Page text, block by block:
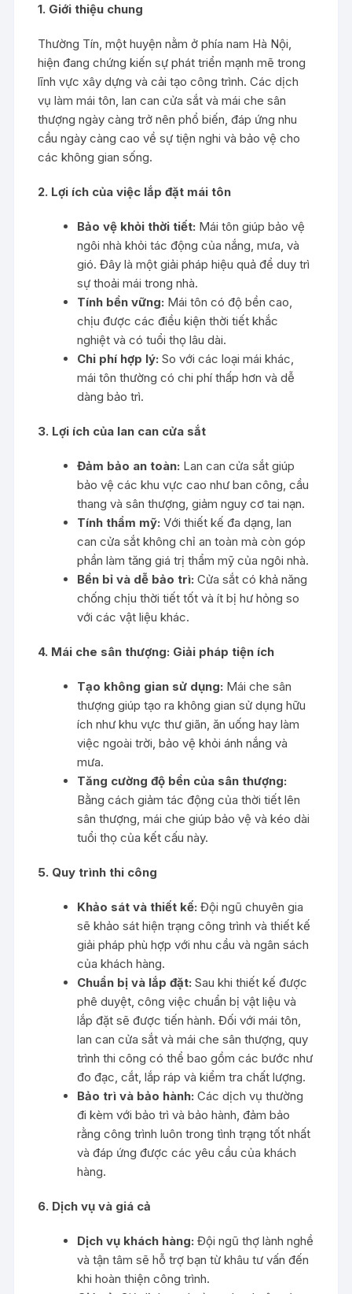
1. Giới thiệu chung
Thường Tín, một huyện nằm ở phía nam Hà Nội,
hiện đang chứng kiến sự phát triển mạnh mẽ trong
lĩnh vực xây dựng và cải tạo công trình. Các dịch
vụ làm mái tôn, lan can cửa sắt và mái che sân
thượng ngày càng trở nên phổ biến, đáp ứng nhu
cầu ngày càng cao về sự tiện nghi và bảo vệ cho
các không gian sống.
2. Lợi ích của việc lắp đặt mái tôn
Bảo vệ khỏi thời tiết: Mái tôn giúp bảo vệ
ngôi nhà khỏi tác động của nắng, mưa, và
gió. Đây là một giải pháp hiệu quả để duy trì
sự thoải mái trong nhà.
Tính bền vững: Mái tôn có độ bền cao,
chịu được các điều kiện thời tiết khắc
nghiệt và có tuổi thọ lâu dài.
Chi phí hợp lý: So với các loại mái khác,
mái tôn thường có chi phí thấp hơn và dễ
dàng bảo trì.
3. Lợi ích của lan can cửa sắt
Đảm bảo an toàn: Lan can cửa sắt giúp
bảo vệ các khu vực cao như ban công, cầu
thang và sân thượng, giảm nguy cơ tai nạn.
Tính thẩm mỹ: Với thiết kế đa dạng, lan
can cửa sắt không chỉ an toàn mà còn góp
phần làm tăng giá trị thẩm mỹ của ngôi nhà.
Bền bỉ và dễ bảo trì: Cửa sắt có khả năng
chống chịu thời tiết tốt và ít bị hư hỏng so
với các vật liệu khác.
4. Mái che sân thượng: Giải pháp tiện ích
Tạo không gian sử dụng: Mái che sân
thượng giúp tạo ra không gian sử dụng hữu
ích như khu vực thư giãn, ăn uống hay làm
việc ngoài trời, bảo vệ khỏi ánh nắng và
mưa.
Tăng cường độ bền của sân thượng:
Bằng cách giảm tác động của thời tiết lên
sân thượng, mái che giúp bảo vệ và kéo dài
tuổi thọ của kết cấu này.
5. Quy trình thi công
Khảo sát và thiết kế: Đội ngũ chuyên gia
sẽ khảo sát hiện trạng công trình và thiết kế
giải pháp phù hợp với nhu cầu và ngân sách
của khách hàng.
Chuẩn bị và lắp đặt: Sau khi thiết kế được
phê duyệt, công việc chuẩn bị vật liệu và
lắp đặt sẽ được tiến hành. Đối với mái tôn,
lan can cửa sắt và mái che sân thượng, quy
trình thi công có thể bao gồm các bước như
đo đạc, cắt, lắp ráp và kiểm tra chất lượng.
Bảo trì và bảo hành: Các dịch vụ thường
đi kèm với bảo trì và bảo hành, đảm bảo
rằng công trình luôn trong tình trạng tốt nhất
và đáp ứng được các yêu cầu của khách
hàng.
6. Dịch vụ và giá cả
Dịch vụ khách hàng: Đội ngũ thợ lành nghề
và tận tâm sẽ hỗ trợ bạn từ khâu tư vấn đến
khi hoàn thiện công trình.